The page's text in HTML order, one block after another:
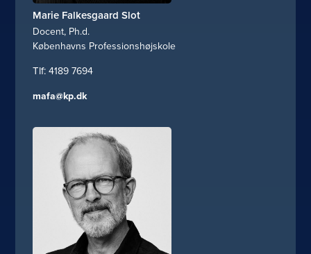
Marie Falkesgaard Slot
Docent, Ph.d.
Københavns Professionshøjskole
4189 7694
mafa@kp.dk